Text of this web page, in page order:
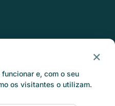
×
e, com o seu
os visitantes o utilizam.